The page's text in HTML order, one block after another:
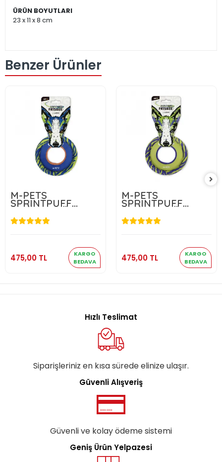
ÜRÜN BOYUTLARI
23 x 11 x 8 cm
Benzer Ürünler
M-PETS
SPRINTPUFF
FRISBEE KÖPEK
OYUNCAĞI
BLUE/GREEN
475,00 TL
KARGO
BEDAVA
475,00 TL
Sepete Ekle
M-PETS
SPRINTPUFF
FRISBEE KÖPEK
OYUNCAĞI
GREEN/PURPLE
475,00 TL
KARGO
BEDAVA
475,00 TL
Sepete Ekle
Hızlı Teslimat
Siparişleriniz en kısa sürede elinize ulaşır.
Güvenli Alışveriş
Güvenli ve kolay ödeme sistemi
Geniş Ürün Yelpazesi